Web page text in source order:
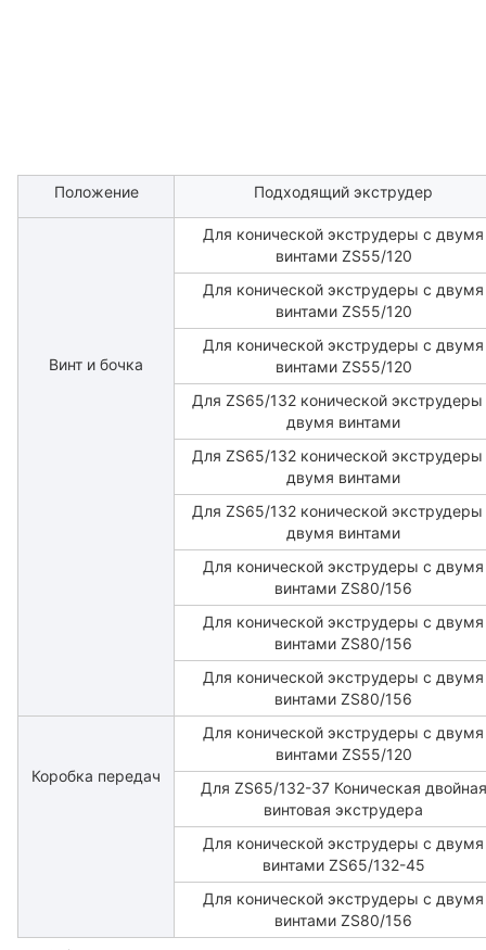
Положение Подходящий экструдер
Винт и бочка
Для конической экструдеры с двумя
винтами ZS55/120
Для конической экструдеры с двумя
винтами ZS55/120
Для конической экструдеры с двумя
винтами ZS55/120
Для ZS65/132 конической экструдеры
двумя винтами
Для ZS65/132 конической экструдеры
двумя винтами
Для ZS65/132 конической экструдеры
двумя винтами
Для конической экструдеры с двумя
винтами ZS80/156
Для конической экструдеры с двумя
винтами ZS80/156
Для конической экструдеры с двумя
винтами ZS80/156
Коробка передач
Для конической экструдеры с двумя
винтами ZS55/120
Для ZS65/132-37 Коническая двойная
винтовая экструдера
Для конической экструдеры с двумя
винтами ZS65/132-45
Для конической экструдеры с двумя
винтами ZS80/156